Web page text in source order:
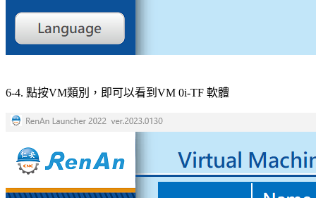
6-4. 點按VM類別，即可以看到VM 0i-TF 軟體